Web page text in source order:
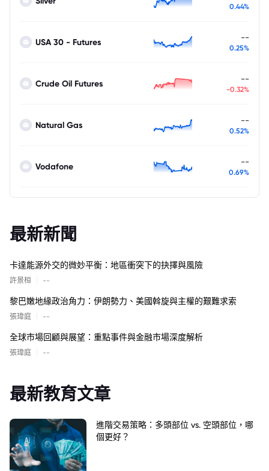
0.44%
USA 30 - Futures --
0.25%
Crude Oil Futures --
-0.32%
Natural Gas --
0.52%
Vodafone --
0.69%
最新新聞
卡達能源外交的微妙平衡：地區衝突下的抉擇與風險
許景桓 --
黎巴嫩地緣政治角力：伊朗勢力、美國斡旋與主權的艱難求索
張瑋庭 --
全球市場回顧與展望：重點事件與金融市場深度解析
張瑋庭 --
最新教育文章
進階交易策略：多頭部位 vs. 空頭部位，哪
個更好？